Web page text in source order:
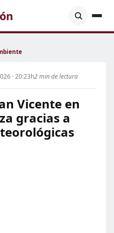
· 20:23h2 min de lectura
Vicente en
gracias a